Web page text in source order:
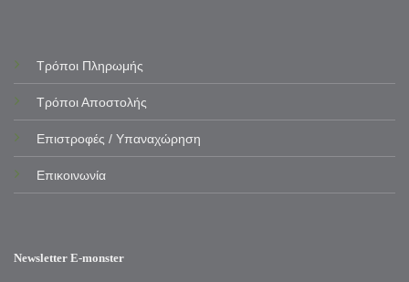
Τρόποι Πληρωμής
Τρόποι Αποστολής
Επιστροφές / Υπαναχώρηση
Επικοινωνία
Newsletter E-monster